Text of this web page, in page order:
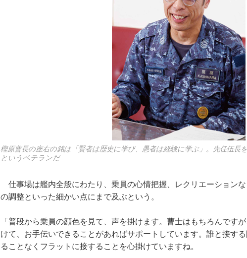
樫原曹長の座右の銘は「賢者は歴史に学び、愚者は経験に学ぶ」。先任伍長
というベテランだ
仕事場は艦内全般にわたり、乗員の心情把握、レクリエーション
の調整といった細かい点にまで及ぶという。
「普段から乗員の顔色を見て、声を掛けます。曹士はもちろんです
けて、お手伝いできることがあればサポートしています。誰と接す
ることなくフラットに接することを心掛けていますね。